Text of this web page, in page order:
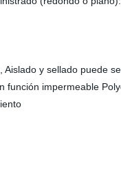
y sellado puede
impermeable